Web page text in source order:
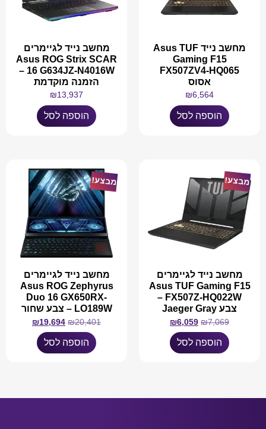
מחשב נייד Asus TUF
Gaming F15
FX507ZV4-HQ065
אסוס
₪6,564
הוספה לסל
מחשב נייד לגיימרים
Asus ROG Strix SCAR
16 G634JZ-N4016W –
הזמנה מוקדמת
₪13,937
הוספה לסל
מבצע!
מחשב נייד לגיימרים
Asus TUF Gaming F15
FX507Z-HQ022W –
צבע Jaeger Gray
₪7,069
₪6,059
הוספה לסל
מבצע!
מחשב נייד לגיימרים
Asus ROG Zephyrus
Duo 16 GX650RX-
LO189W – צבע שחור
₪20,401
₪19,694
הוספה לסל